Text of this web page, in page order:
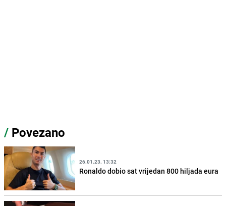
/ Povezano
26.01.23. 13:32
Ronaldo dobio sat vrijedan 800 hiljada eura